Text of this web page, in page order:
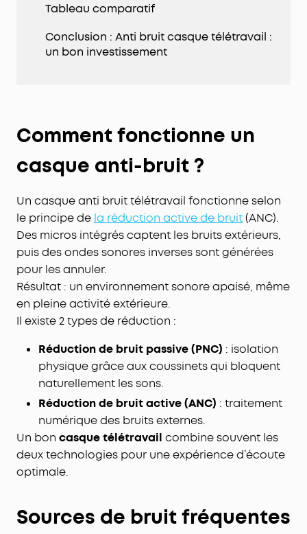
Tableau comparatif
Conclusion : Anti bruit casque télétravail :
un bon investissement
Comment fonctionne un
casque anti-bruit ?
Un casque anti bruit télétravail fonctionne selon
le principe de la réduction active de bruit(ANC).
Des micros intégrés captent les bruits extérieurs,
puis des ondes sonores inverses sont générées
pour les annuler.
Résultat : un environnement sonore apaisé, même
en pleine activité extérieure.
Il existe 2 types de réduction :
Réduction de bruit passive (PNC) : isolation
physique grâce aux coussinets qui bloquent
naturellement les sons.
Réduction de bruit active (ANC) : traitement
numérique des bruits externes.
Un bon casque télétravail combine souvent les
deux technologies pour une expérience d’écoute
optimale.
Sources de bruit fréquentes